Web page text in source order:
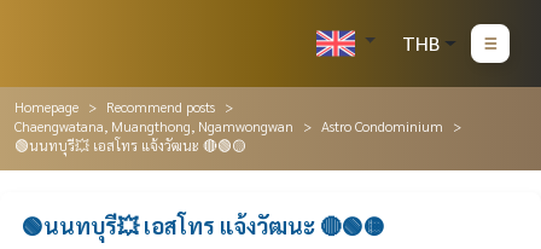
THB
Homepage
Recommend posts
Chaengwatana, Muangthong, Ngamwongwan
Astro Condominium
🟢นนทบุรี💥 เอสโทร แจ้งวัฒนะ 🔴🟢🟡
🟢นนทบุรี💥 เอสโทร แจ้งวัฒนะ 🔴🟢🟡